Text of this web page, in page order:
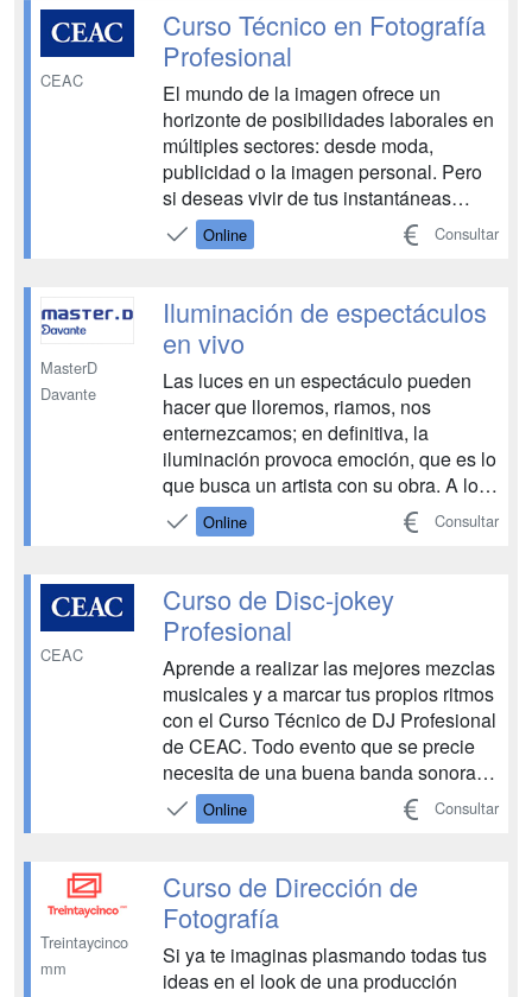
evaluación crítica de las fotografías.
Podrás formart...
CEAC
Curso Técnico en Fotografía
Profesional
El mundo de la imagen ofrece un
horizonte de posibilidades laborales en
múltiples sectores: desde moda,
publicidad o la imagen personal. Pero
si deseas vivir de tus instantáneas
necesitas especializarte. Con el Curso
Técnico en Fotografía Profesional
ayude a convertir esta disciplina con
futuro en tu estilo de vida....
Online Consultar
MasterD
Davante
Iluminación de espectáculos
en vivo
Las luces en un espectáculo pueden
hacer que lloremos, riamos, nos
enternezcamos; en definitiva, la
iluminación provoca emoción, que es lo
que busca un artista con su obra. A lo
largo de este curso de luminotecnia
profesional y acompañado de un
de 20 años de experiencia, aprenderás
las diferencias entre ilumi...
Online Consultar
CEAC
Curso de Disc-jokey
Profesional
Aprende a realizar las mejores mezclas
musicales y a marcar tus propios ritmos
con el Curso Técnico de DJ Profesional
de CEAC. Todo evento que se precie
necesita de una buena banda sonora,
¡que sea la tuya! Queremos catapultarte
dentro del panorama electrónico. Para
programa eminentemente práctico con
el que adquirir...
Online Consultar
Treintaycinco
mm
Curso de Dirección de
Fotografía
Si ya te imaginas plasmando todas tus
ideas en el look de una producción